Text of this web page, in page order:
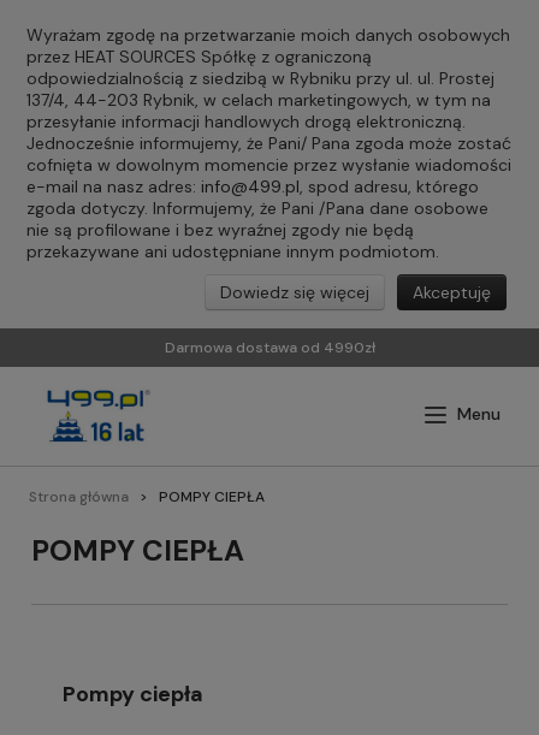
Wyrażam zgodę na przetwarzanie moich danych osobowych
przez HEAT SOURCES Spółkę z ograniczoną
odpowiedzialnością z siedzibą w Rybniku przy ul. ul. Prostej
137/4, 44-203 Rybnik, w celach marketingowych, w tym na
przesyłanie informacji handlowych drogą elektroniczną.
Jednocześnie informujemy, że Pani/ Pana zgoda może zostać
cofnięta w dowolnym momencie przez wysłanie wiadomości
e-mail na nasz adres: info@499.pl, spod adresu, którego
zgoda dotyczy. Informujemy, że Pani /Pana dane osobowe
nie są profilowane i bez wyraźnej zgody nie będą
przekazywane ani udostępniane innym podmiotom.
Akceptuję
Dowiedz się więcej
Darmowa dostawa od 4990zł
Strona główna POMPY CIEPŁA
POMPY CIEPŁA
Pompy ciepła